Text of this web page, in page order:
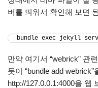
버를 띄워서 확인해 보면
bundle exec jekyll
만약 여기서 “webrick” 관
듯이 “bundle add
http://127.0.0.1:4000을 웹